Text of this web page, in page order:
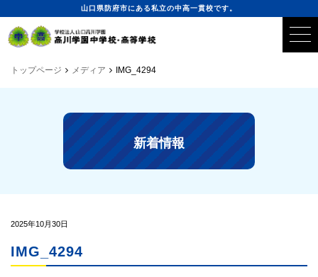
山口県防府市にある私立の中高一貫校です。
トップページ メディア IMG_4294
新着情報
2025年10月30日
IMG_4294